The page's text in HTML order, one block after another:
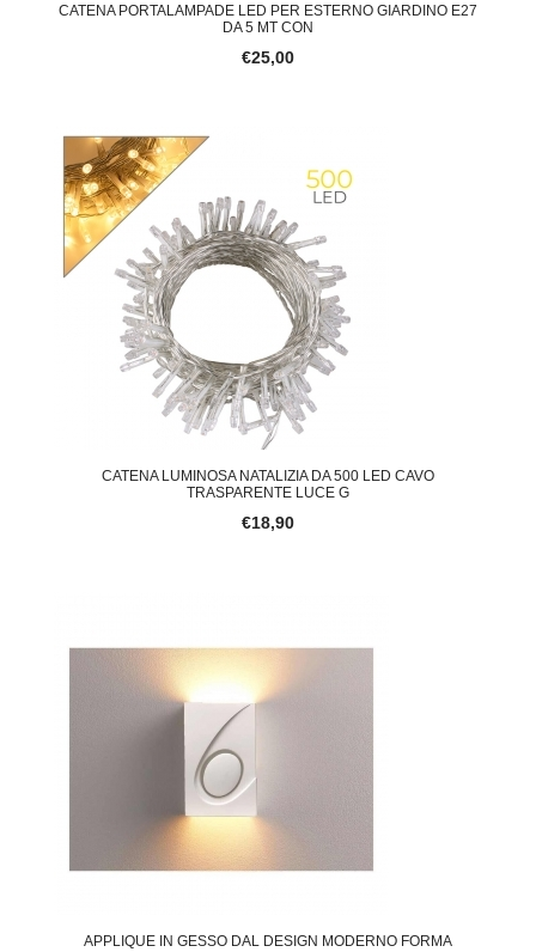
CATENA PORTALAMPADE LED PER ESTERNO GIARDINO E27
DA 5 MT CON
€25,00
CATENA LUMINOSA NATALIZIA DA 500 LED CAVO
TRASPARENTE LUCE G
€18,90
APPLIQUE IN GESSO DAL DESIGN MODERNO FORMA